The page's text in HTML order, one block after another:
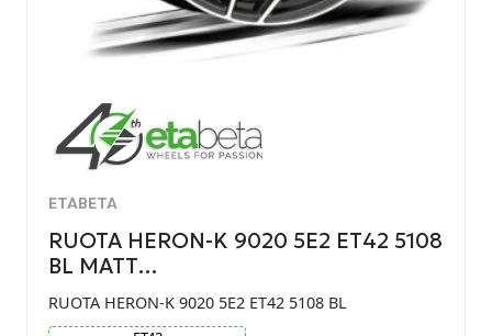
ETABETA
RUOTA HERON-K 9020 5E2 ET42 5108
BL MATT…
RUOTA HERON-K 9020 5E2 ET42 5108 BL